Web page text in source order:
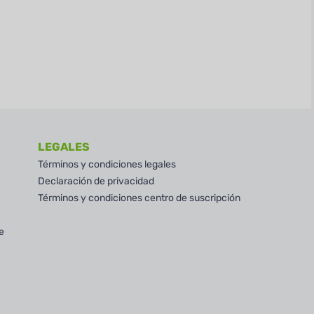
LEGALES
Términos y condiciones legales
Declaración de privacidad
Términos y condiciones centro de suscripción